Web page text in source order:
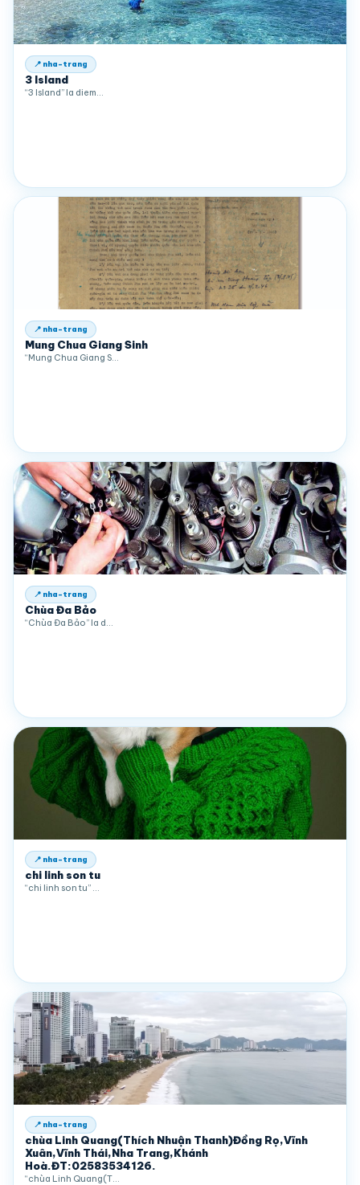
📍 nha-trang
3 Island
“3 Island” la diem…
📍 nha-trang
Mung Chua Giang Sinh
“Mung Chua Giang S…
📍 nha-trang
Chùa Đa Bảo
“Chùa Đa Bảo” la d…
📍 nha-trang
chi linh son tu
“chi linh son tu” …
📍 nha-trang
chùa Linh Quang(Thích Nhuận Thanh)Đồng Rọ,Vĩnh
Xuân,Vĩnh Thái,Nha Trang,Khánh
Hoà.ĐT:02583534126.
“chùa Linh Quang(T…